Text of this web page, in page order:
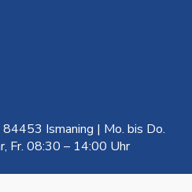
Ismaning | Mo. bis Do.
Fr. 08:30 – 14:00 Uhr